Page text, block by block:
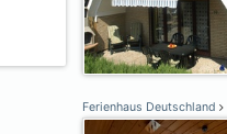
Ferienhaus Deutschland